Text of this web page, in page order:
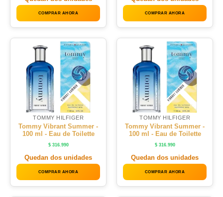
COMPRAR AHORA COMPRAR AHORA
TOMMY HILFIGER
Tommy Vibrant Summer -
100 ml - Eau de Toilette
$316.990
Quedan dos unidades
COMPRAR AHORA
TOMMY HILFIGER
Tommy Vibrant Summer -
100 ml - Eau de Toilette
$316.990
Quedan dos unidades
COMPRAR AHORA